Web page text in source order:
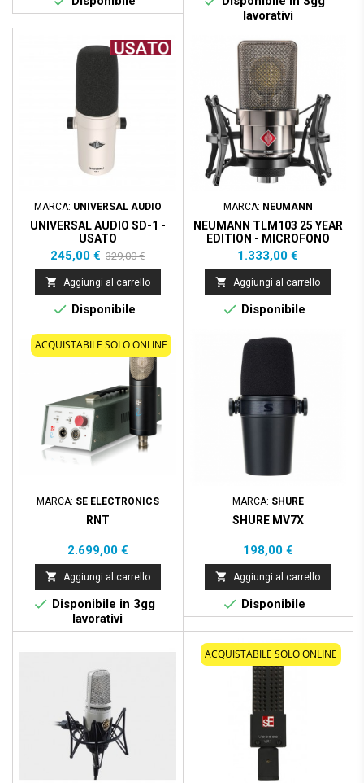
lavorativi
- 84,00 €
Prezzo scontato
MARCA: UNIVERSAL AUDIO
UNIVERSAL AUDIO SD-1 -
USATO
Prezzo
245,00 € Prezzo
base
329,00 €
 Aggiungi al carrello
 Disponibile
MARCA: NEUMANN
NEUMANN TLM103 25 YEAR
EDITION - MICROFONO
CONDERSATORE CARDIOIDE
Prezzo
1.333,00 €
 Aggiungi al carrello
 Disponibile
ACQUISTABILE SOLO ONLINE
MARCA: SE ELECTRONICS
RNT
Prezzo
2.699,00 €
 Aggiungi al carrello
 Disponibile in 3gg
lavorativi
MARCA: SHURE
SHURE MV7X
Prezzo
198,00 €
 Aggiungi al carrello
 Disponibile
ACQUISTABILE SOLO ONLINE